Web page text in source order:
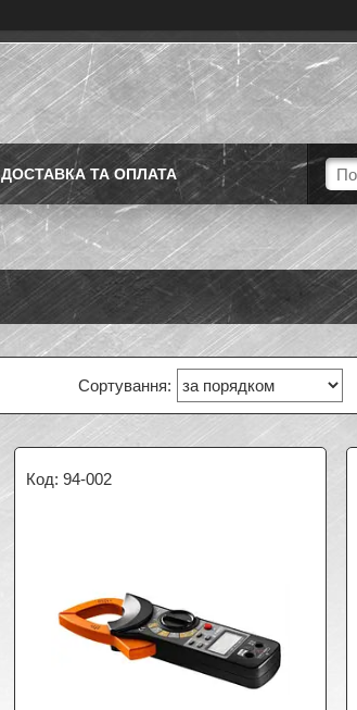
ДОСТАВКА ТА ОПЛАТА
94-002